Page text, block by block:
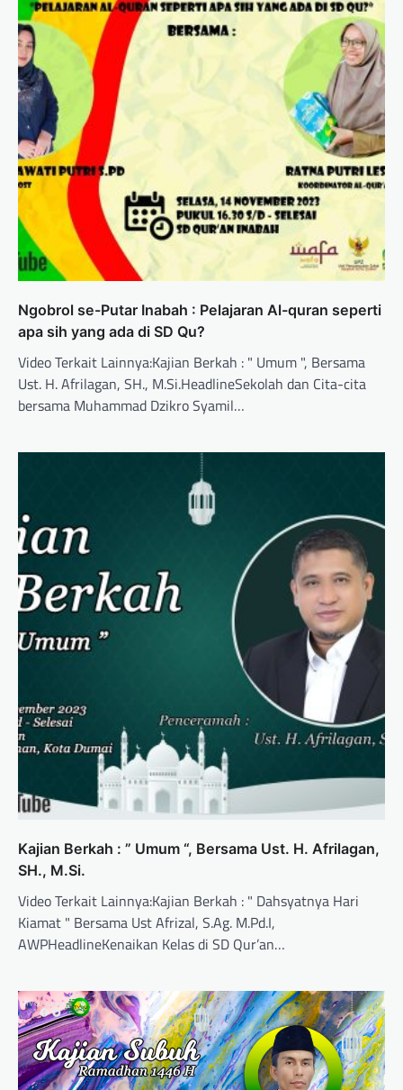
Ngobrol se-Putar Inabah : Pelajaran Al-quran seperti
apa sih yang ada di SD Qu?
Video Terkait Lainnya:Kajian Berkah : " Umum ", Bersama
Ust. H. Afrilagan, SH., M.Si.HeadlineSekolah dan Cita-cita
bersama Muhammad Dzikro Syamil…
Kajian Berkah : ” Umum “, Bersama Ust. H. Afrilagan,
SH., M.Si.
Video Terkait Lainnya:Kajian Berkah : " Dahsyatnya Hari
Kiamat " Bersama Ust Afrizal, S.Ag. M.Pd.I,
AWPHeadlineKenaikan Kelas di SD Qur’an…